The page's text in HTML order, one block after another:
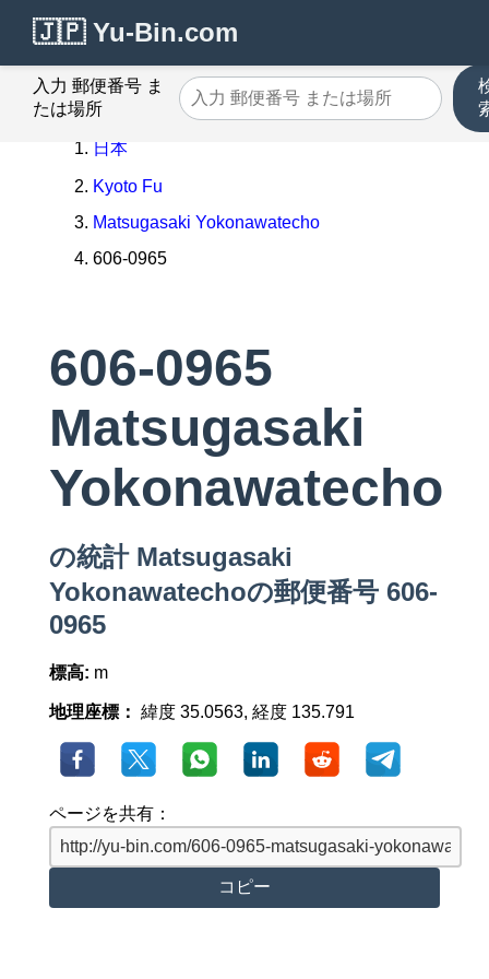
🇯🇵 Yu-Bin.com
入力 郵便番号 ま
たは場所
日本
Kyoto Fu
Matsugasaki Yokonawatecho
606-0965
606-0965
Matsugasaki
Yokonawatecho
の統計 Matsugasaki
Yokonawatechoの郵便番号 606-
0965
標高: m
地理座標： 緯度 35.0563, 経度 135.791
ページを共有：
コピー